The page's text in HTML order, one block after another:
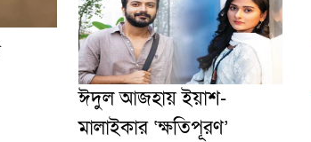
ঈদুল আজহায় ইয়াশ-
মালাইকার ‘ক্ষতিপূরণ’